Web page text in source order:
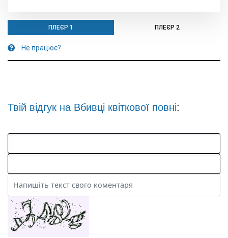
ПЛЕЄР 1 ПЛЕЄР 2
Не працює?
Твій відгук на Вбивці квіткової повні: